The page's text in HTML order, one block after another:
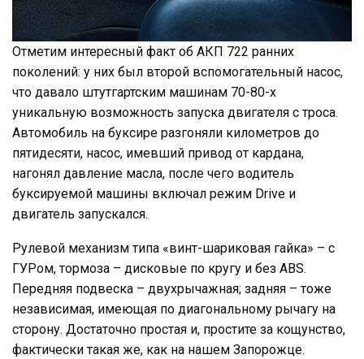
Отметим интересный факт об АКП 722 ранних
поколений: у них был второй вспомогательный насос,
что давало штутгартским машинам 70-80-х
уникальную возможность запуска двигателя с троса.
Автомобиль на буксире разгоняли километров до
пятидесяти, насос, имевший привод от кардана,
нагонял давление масла, после чего водитель
буксируемой машины включал режим Drive и
двигатель запускался.
Рулевой механизм типа «винт-шариковая гайка» – с
ГУРом, тормоза – дисковые по кругу и без ABS.
Передняя подвеска – двухрычажная; задняя – тоже
независимая, имеющая по диагональному рычагу на
сторону. Достаточно простая и, простите за кощунство,
фактически такая же, как на нашем Запорожце.